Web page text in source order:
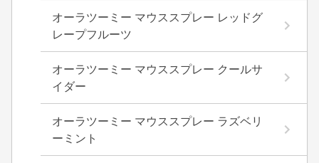
オーラツーミー マウススプレー レッドグ
レープフルーツ
オーラツーミー マウススプレー クールサ
イダー
オーラツーミー マウススプレー ラズベリ
ーミント